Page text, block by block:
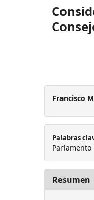
Francisco
Palabras
Parlamento
Resumen